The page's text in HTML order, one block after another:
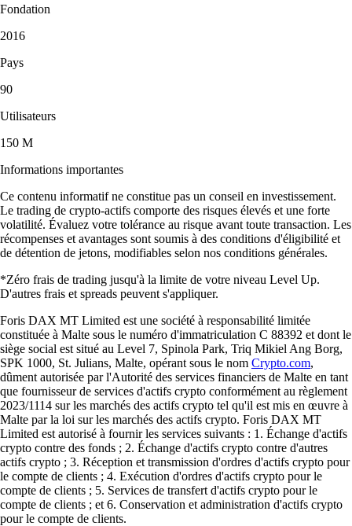
Fondation
2016
Pays
90
Utilisateurs
150 M
Informations importantes
Ce contenu informatif ne constitue pas un conseil en investissement.
Le trading de crypto-actifs comporte des risques élevés et une forte
volatilité. Évaluez votre tolérance au risque avant toute transaction. Les
récompenses et avantages sont soumis à des conditions d'éligibilité et
de détention de jetons, modifiables selon nos conditions générales.
*Zéro frais de trading jusqu'à la limite de votre niveau Level Up.
D'autres frais et spreads peuvent s'appliquer.
Foris DAX MT Limited est une société à responsabilité limitée
constituée à Malte sous le numéro d'immatriculation C 88392 et dont le
siège social est situé au Level 7, Spinola Park, Triq Mikiel Ang Borg,
SPK 1000, St. Julians, Malte, opérant sous le nom Crypto.com,
dûment autorisée par l'Autorité des services financiers de Malte en tant
que fournisseur de services d'actifs crypto conformément au règlement
2023/1114 sur les marchés des actifs crypto tel qu'il est mis en œuvre à
Malte par la loi sur les marchés des actifs crypto. Foris DAX MT
Limited est autorisé à fournir les services suivants : 1. Échange d'actifs
crypto contre des fonds ; 2. Échange d'actifs crypto contre d'autres
actifs crypto ; 3. Réception et transmission d'ordres d'actifs crypto pour
le compte de clients ; 4. Exécution d'ordres d'actifs crypto pour le
compte de clients ; 5. Services de transfert d'actifs crypto pour le
compte de clients ; et 6. Conservation et administration d'actifs crypto
pour le compte de clients.